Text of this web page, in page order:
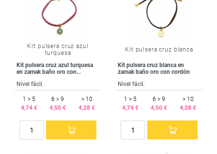
Kit pulsera cruz azul
turquesa
Kit pulsera cruz azul turquesa
en zamak baño oro con...
Nivel fácil.
1 > 5
4,74 €
6 > 9
4,50 €
> 10
4,28 €
Kit pulsera cruz blanca
Kit pulsera cruz blanca en
zamak baño oro con cordón
Nivel fácil.
1 > 5
4,74 €
6 > 9
4,50 €
> 10
4,28 €